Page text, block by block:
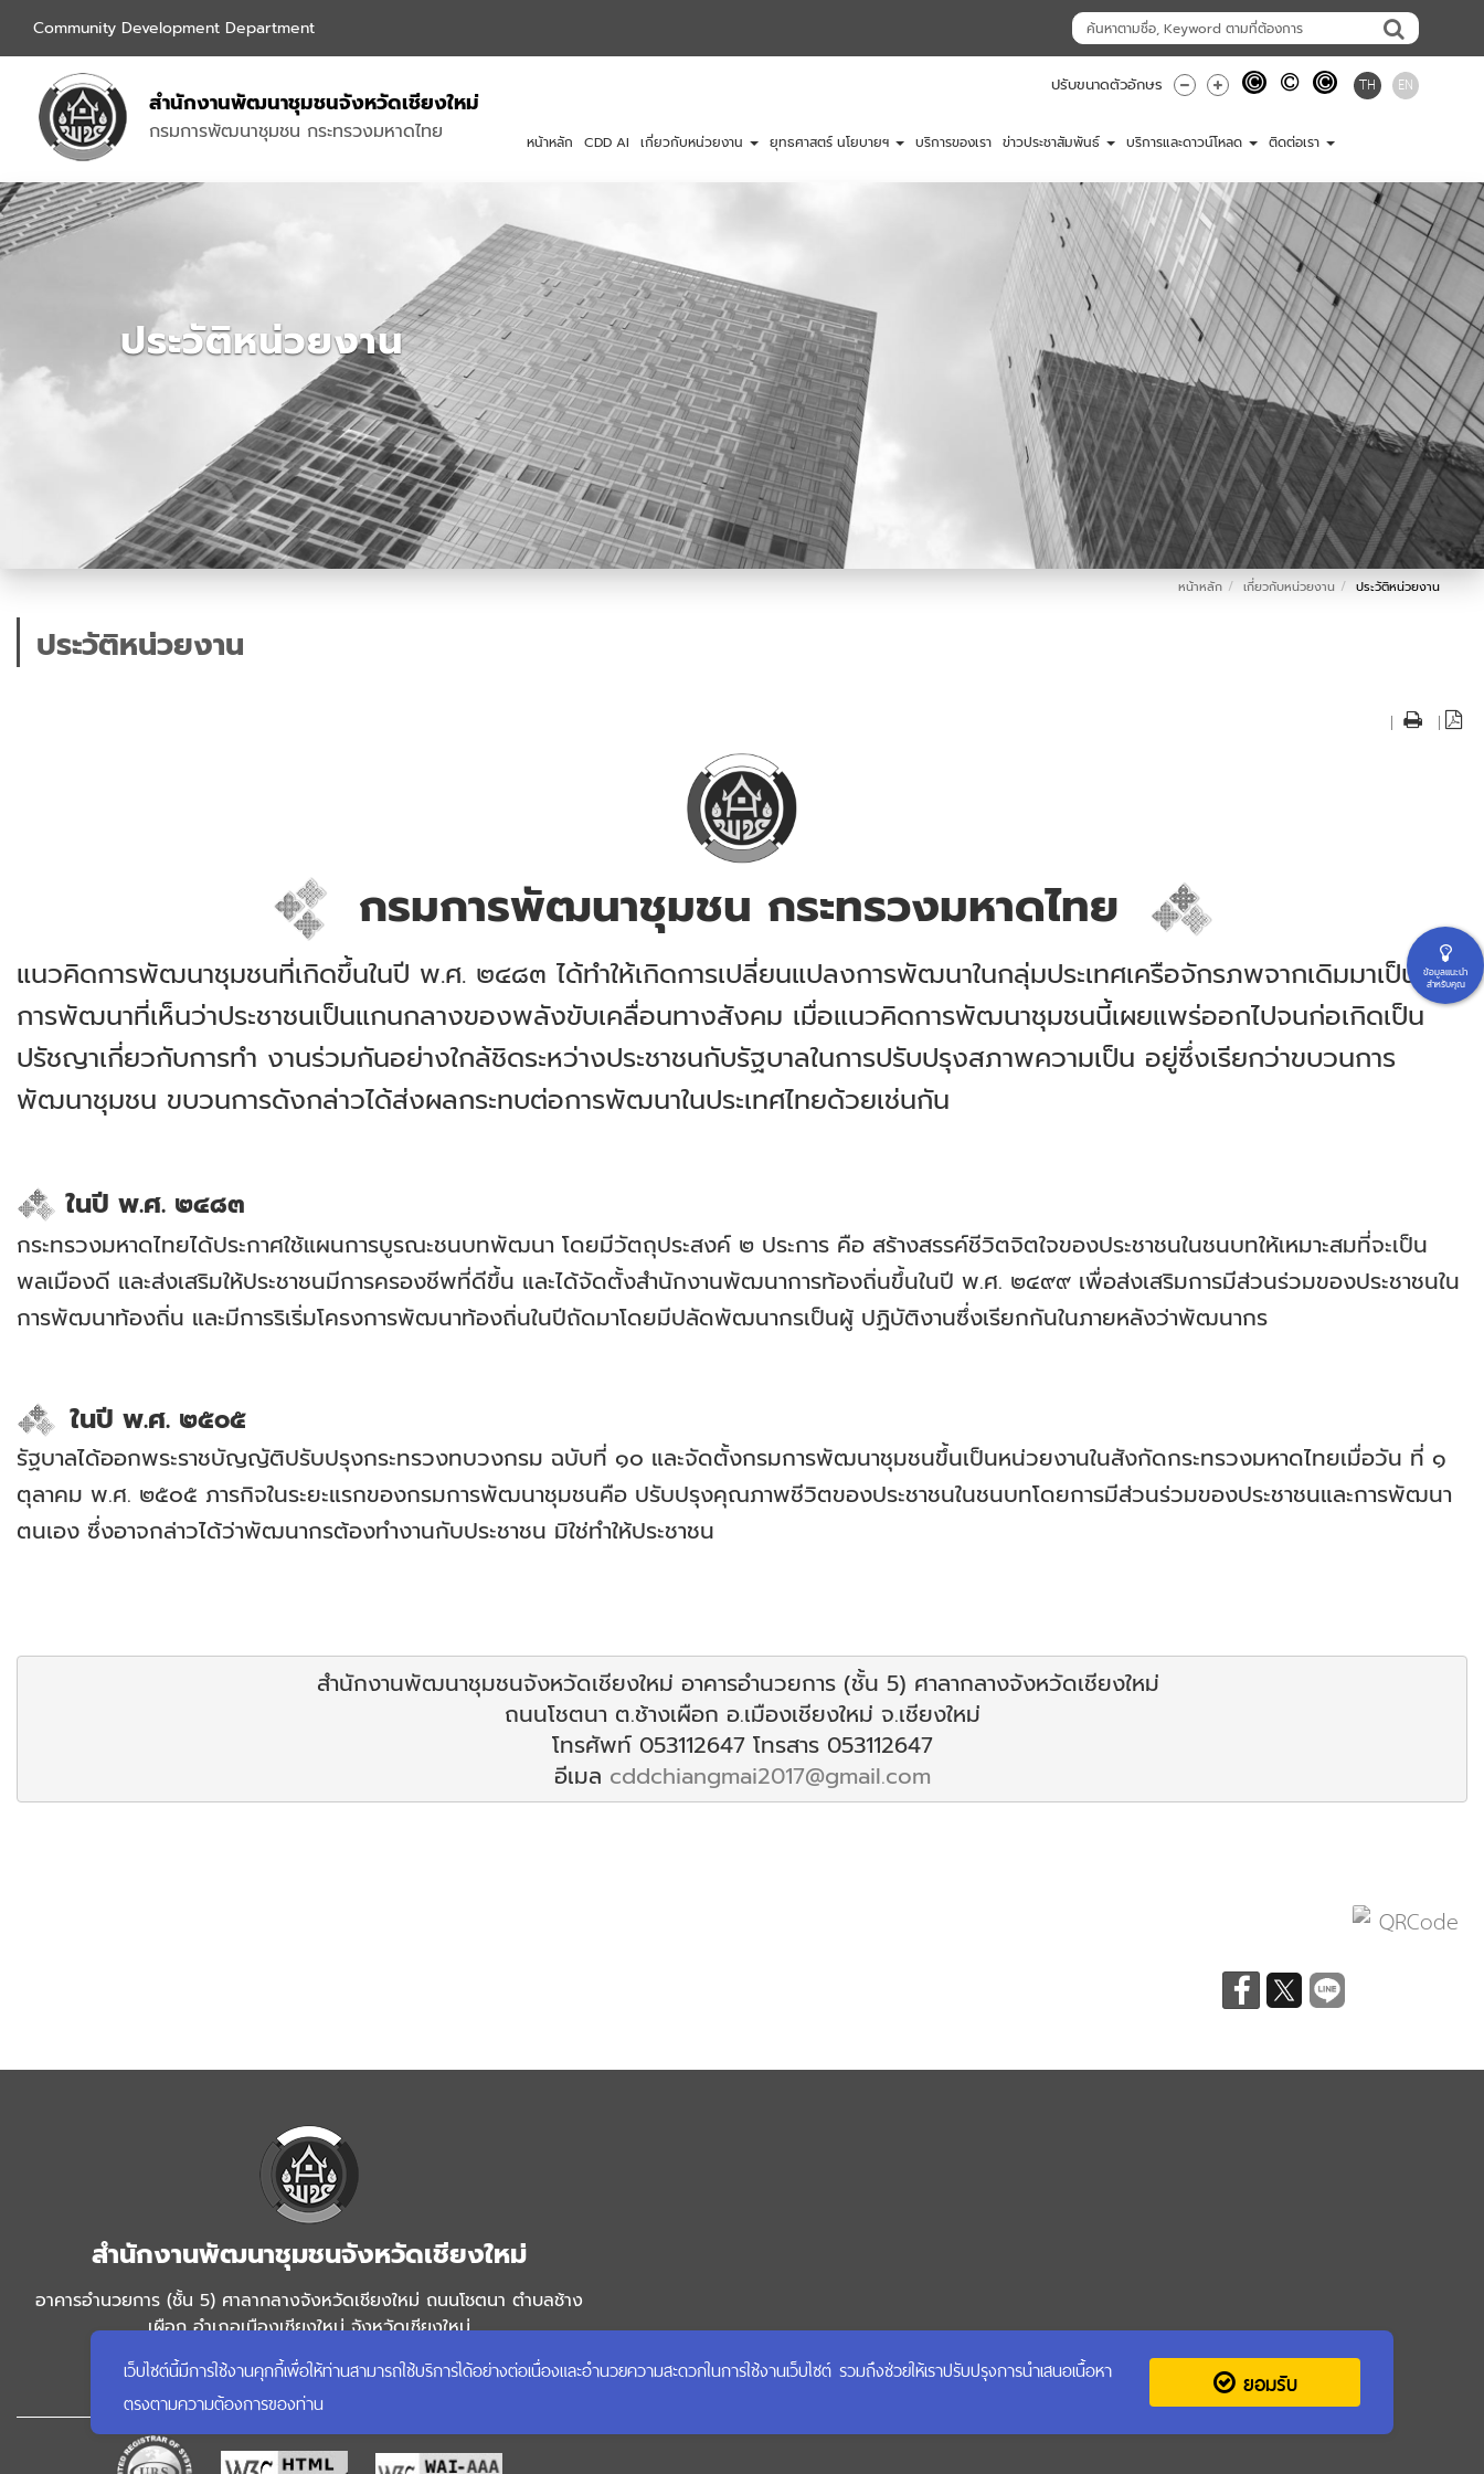
Community Development Department
สำนักงานพัฒนาชุมชนจังหวัดเชียงใหม่
กรมการพัฒนาชุมชน กระทรวงมหาดไทย
ปรับขนาดตัวอักษร TH EN
หน้าหลัก CDD AI เกี่ยวกับหน่วยงาน ยุทธศาสตร์ นโยบายฯ บริการของเรา ข่าวประชาสัมพันธ์ บริการและดาวน์โหลด ติดต่อเรา
ประวัติหน่วยงาน
หน้าหลัก เกี่ยวกับหน่วยงาน ประวัติหน่วยงาน
ประวัติหน่วยงาน
| |
กรมการพัฒนาชุมชน กระทรวงมหาดไทย
แนวคิดการพัฒนาชุมชนที่เกิดขึ้นในปี พ.ศ. ๒๔๘๓ ได้ทำให้เกิดการเปลี่ยนแปลงการพัฒนาในกลุ่มประเทศเครือจักรภพจากเดิมมาเป็น
การพัฒนาที่เห็นว่าประชาชนเป็นแกนกลางของพลังขับเคลื่อนทางสังคม เมื่อแนวคิดการพัฒนาชุมชนนี้เผยแพร่ออกไปจนก่อเกิดเป็น
ปรัชญาเกี่ยวกับการทำ งานร่วมกันอย่างใกล้ชิดระหว่างประชาชนกับรัฐบาลในการปรับปรุงสภาพความเป็น อยู่ซึ่งเรียกว่าขบวนการ
พัฒนาชุมชน ขบวนการดังกล่าวได้ส่งผลกระทบต่อการพัฒนาในประเทศไทยด้วยเช่นกัน
ในปี พ.ศ. ๒๔๘๓
กระทรวงมหาดไทยได้ประกาศใช้แผนการบูรณะชนบทพัฒนา โดยมีวัตถุประสงค์ ๒ ประการ คือ สร้างสรรค์ชีวิตจิตใจของประชาชนในชนบทให้เหมาะสมที่จะเป็น
พลเมืองดี และส่งเสริมให้ประชาชนมีการครองชีพที่ดีขึ้น และได้จัดตั้งสำนักงานพัฒนาการท้องถิ่นขึ้นในปี พ.ศ. ๒๔๙๙ เพื่อส่งเสริมการมีส่วนร่วมของประชาชนใน
การพัฒนาท้องถิ่น และมีการริเริ่มโครงการพัฒนาท้องถิ่นในปีถัดมาโดยมีปลัดพัฒนากรเป็นผู้ ปฏิบัติงานซึ่งเรียกกันในภายหลังว่าพัฒนากร
ในปี พ.ศ. ๒๕๐๕
รัฐบาลได้ออกพระราชบัญญัติปรับปรุงกระทรวงทบวงกรม ฉบับที่ ๑๐ และจัดตั้งกรมการพัฒนาชุมชนขึ้นเป็นหน่วยงานในสังกัดกระทรวงมหาดไทยเมื่อวัน ที่ ๑
ตุลาคม พ.ศ. ๒๕๐๕ ภารกิจในระยะแรกของกรมการพัฒนาชุมชนคือ ปรับปรุงคุณภาพชีวิตของประชาชนในชนบทโดยการมีส่วนร่วมของประชาชนและการพัฒนา
ตนเอง ซึ่งอาจกล่าวได้ว่าพัฒนากรต้องทำงานกับประชาชน มิใช่ทำให้ประชาชน
สำนักงานพัฒนาชุมชนจังหวัดเชียงใหม่ อาคารอำนวยการ (ชั้น 5) ศาลากลางจังหวัดเชียงใหม่
ถนนโชตนา ต.ช้างเผือก อ.เมืองเชียงใหม่ จ.เชียงใหม่
โทรศัพท์ 053112647 โทรสาร 053112647
อีเมล cddchiangmai2017@gmail.com
สำนักงานพัฒนาชุมชนจังหวัดเชียงใหม่
อาคารอำนวยการ (ชั้น 5) ศาลากลางจังหวัดเชียงใหม่ ถนนโชตนา ตำบลช้าง
เผือก อำเภอเมืองเชียงใหม่ จังหวัดเชียงใหม่
โทรศัพท์ 053112647 โทรสาร 053112647 อีเมล
cddchiangmai2017@gmail.com
ข้อมูลแนะนำ
สำหรับคุณ
เว็บไซต์นี้มีการใช้งานคุกกี้เพื่อให้ท่านสามารถใช้บริการได้อย่างต่อเนื่องและอำนวยความสะดวกในการใช้งานเว็บไซต์ รวมถึงช่วยให้เราปรับปรุงการนำเสนอเนื้อหา
ตรงตามความต้องการของท่าน
ยอมรับ